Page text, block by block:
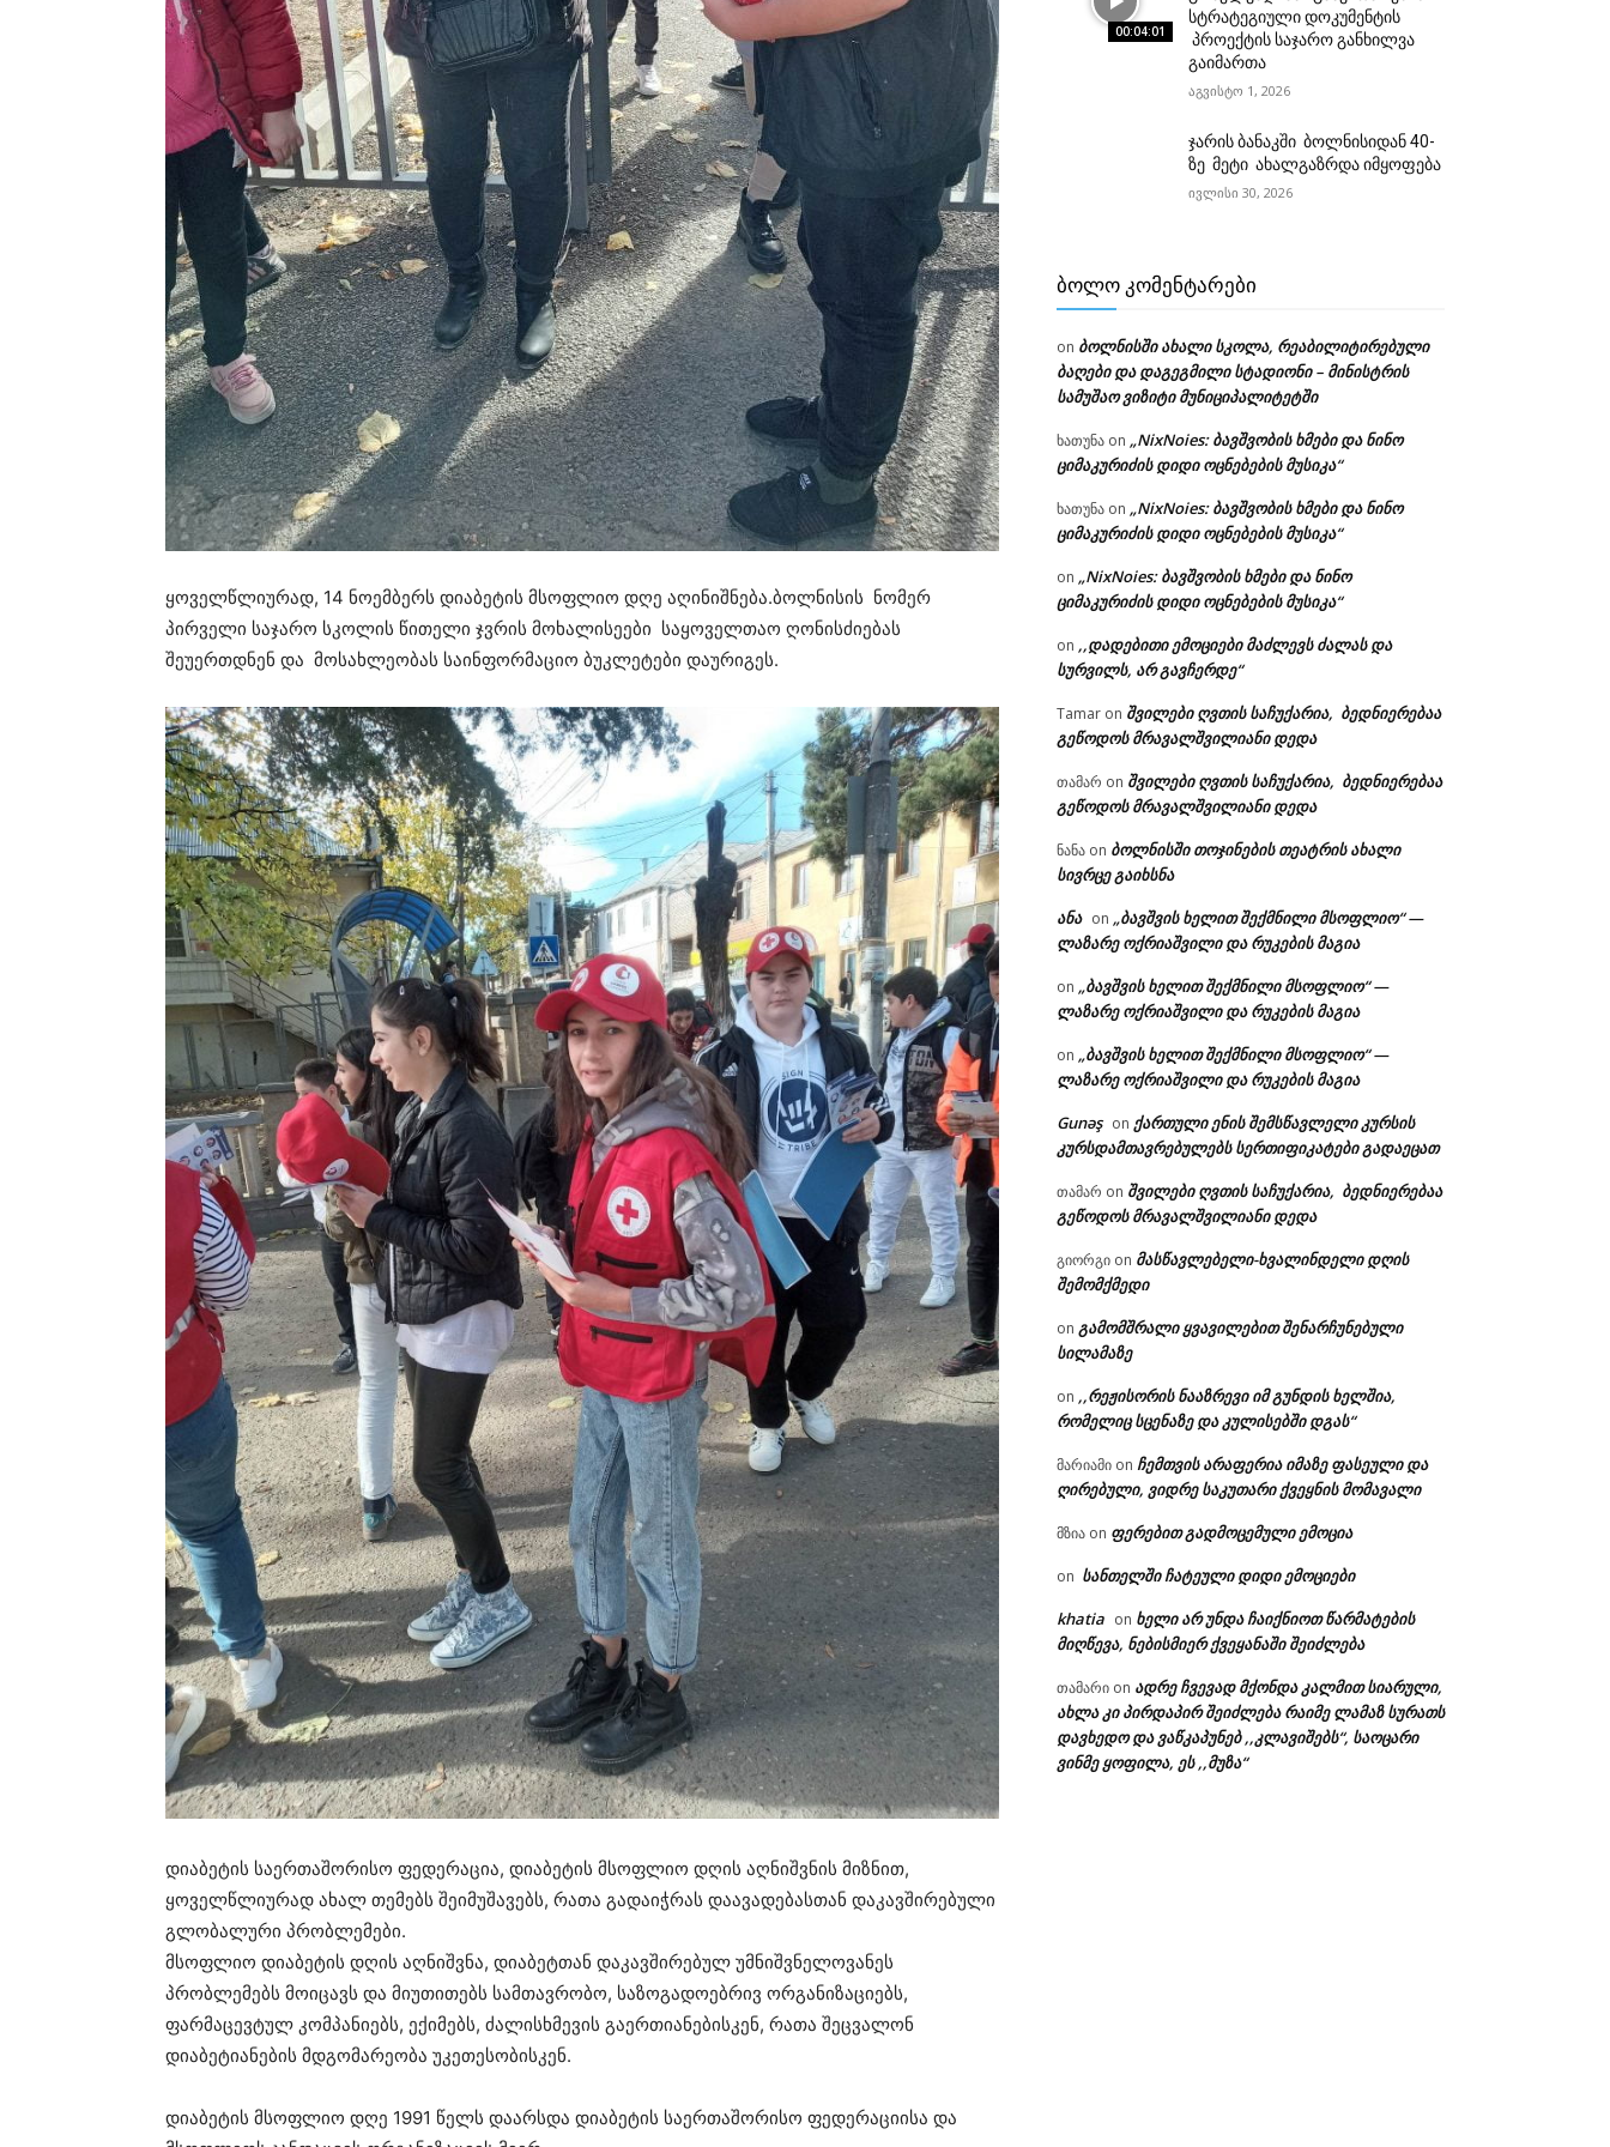
ყოველწლიურად, 14 ნოემბერს დიაბეტის მსოფლიო დღე აღინიშნება.ბოლნისის ნომერ
პირველი საჯარო სკოლის წითელი ჯვრის მოხალისეები საყოველთაო ღონისძიებას
შეუერთდნენ და მოსახლეობას საინფორმაციო ბუკლეტები დაურიგეს.
დიაბეტის საერთაშორისო ფედერაცია, დიაბეტის მსოფლიო დღის აღნიშვნის მიზნით,
ყოველწლიურად ახალ თემებს შეიმუშავებს, რათა გადაიჭრას დაავადებასთან დაკავშირებული
გლობალური პრობლემები.
მსოფლიო დიაბეტის დღის აღნიშვნა, დიაბეტთან დაკავშირებულ უმნიშვნელოვანეს
პრობლემებს მოიცავს და მიუთითებს სამთავრობო, საზოგადოებრივ ორგანიზაციებს,
ფარმაცევტულ კომპანიებს, ექიმებს, ძალისხმევის გაერთიანებისკენ, რათა შეცვალონ
დიაბეტიანების მდგომარეობა უკეთესობისკენ.
დიაბეტის მსოფლიო დღე 1991 წელს დაარსდა დიაბეტის საერთაშორისო ფედერაციისა და
00:04:01
სტრატეგიული დოკუმენტის
პროექტის საჯარო განხილვა
გაიმართა
აგვისტო 1, 2026
ჯარის ბანაკში ბოლნისიდან 40-
ზე მეტი ახალგაზრდა იმყოფება
ივლისი 30, 2026
ᲑᲝᲚᲝ ᲙᲝᲛᲔᲜᲢᲐᲠᲔᲑᲘ
on ბოლნისში ახალი სკოლა, რეაბილიტირებული
ბაღები და დაგეგმილი სტადიონი – მინისტრის
სამუშაო ვიზიტი მუნიციპალიტეტში
ხათუნა on „NixNoies: ბავშვობის ხმები და ნინო
ციმაკურიძის დიდი ოცნებების მუსიკა“
ხათუნა on „NixNoies: ბავშვობის ხმები და ნინო
ციმაკურიძის დიდი ოცნებების მუსიკა“
on „NixNoies: ბავშვობის ხმები და ნინო
ციმაკურიძის დიდი ოცნებების მუსიკა“
on ,,დადებითი ემოციები მაძლევს ძალას და
სურვილს, არ გავჩერდე“
Tamar on შვილები ღვთის საჩუქარია, ბედნიერებაა
გეწოდოს მრავალშვილიანი დედა
თამარ on შვილები ღვთის საჩუქარია, ბედნიერებაა
გეწოდოს მრავალშვილიანი დედა
ნანა on ბოლნისში თოჯინების თეატრის ახალი
სივრცე გაიხსნა
ანა on „ბავშვის ხელით შექმნილი მსოფლიო“ —
ლაზარე ოქრიაშვილი და რუკების მაგია
on „ბავშვის ხელით შექმნილი მსოფლიო“ —
ლაზარე ოქრიაშვილი და რუკების მაგია
on „ბავშვის ხელით შექმნილი მსოფლიო“ —
ლაზარე ოქრიაშვილი და რუკების მაგია
Gunəş on ქართული ენის შემსწავლელი კურსის
კურსდამთავრებულებს სერთიფიკატები გადაეცათ
თამარ on შვილები ღვთის საჩუქარია, ბედნიერებაა
გეწოდოს მრავალშვილიანი დედა
გიორგი on მასწავლებელი-ხვალინდელი დღის
შემომქმედი
on გამომშრალი ყვავილებით შენარჩუნებული
სილამაზე
on ,,რეჟისორის ნააზრევი იმ გუნდის ხელშია,
რომელიც სცენაზე და კულისებში დგას“
მარიამი on ჩემთვის არაფერია იმაზე ფასეული და
ღირებული, ვიდრე საკუთარი ქვეყნის მომავალი
მზია on ფერებით გადმოცემული ემოცია
on სანთელში ჩატეული დიდი ემოციები
khatia on ხელი არ უნდა ჩაიქნიოთ წარმატების
მიღწევა, ნებისმიერ ქვეყანაში შეიძლება
თამარი on ადრე ჩვევად მქონდა კალმით სიარული,
ახლა კი პირდაპირ შეიძლება რაიმე ლამაზ სურათს
დავხედო და ვაწკაპუნებ ,,კლავიშებს“, საოცარი
ვინმე ყოფილა, ეს ,,მუზა“